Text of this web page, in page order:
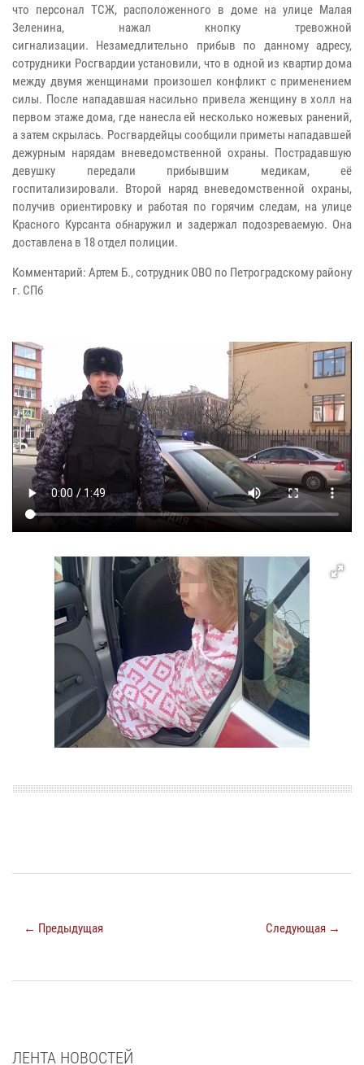
что персонал ТСЖ, расположенного в доме на улице Малая
Зеленина, нажал кнопку тревожной
сигнализации. Незамедлительно прибыв по данному адресу,
сотрудники Росгвардии установили, что в одной из квартир дома
между двумя женщинами произошел конфликт с применением
силы. После нападавшая насильно привела женщину в холл на
первом этаже дома, где нанесла ей несколько ножевых ранений,
а затем скрылась. Росгвардейцы сообщили приметы нападавшей
дежурным нарядам вневедомственной охраны. Пострадавшую
девушку передали прибывшим медикам, её
госпитализировали. Второй наряд вневедомственной охраны,
получив ориентировку и работая по горячим следам, на улице
Красного Курсанта обнаружил и задержал подозреваемую. Она
доставлена в 18 отдел полиции.
Комментарий: Артем Б., сотрудник ОВО по Петроградскому району
г. СПб
← Предыдущая Следующая →
ЛЕНТА НОВОСТЕЙ